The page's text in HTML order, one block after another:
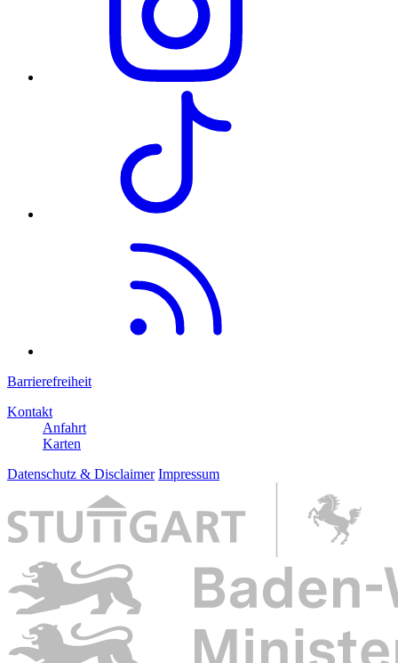
Barrierefreiheit
Kontakt
Anfahrt
Karten
Datenschutz & Disclaimer Impressum